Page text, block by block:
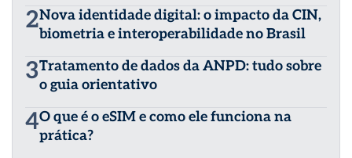
2Nova identidade digital: o impacto da CIN,
biometria e interoperabilidade no Brasil
3Tratamento de dados da ANPD: tudo sobre
o guia orientativo
4O que é o eSIM e como ele funciona na
prática?